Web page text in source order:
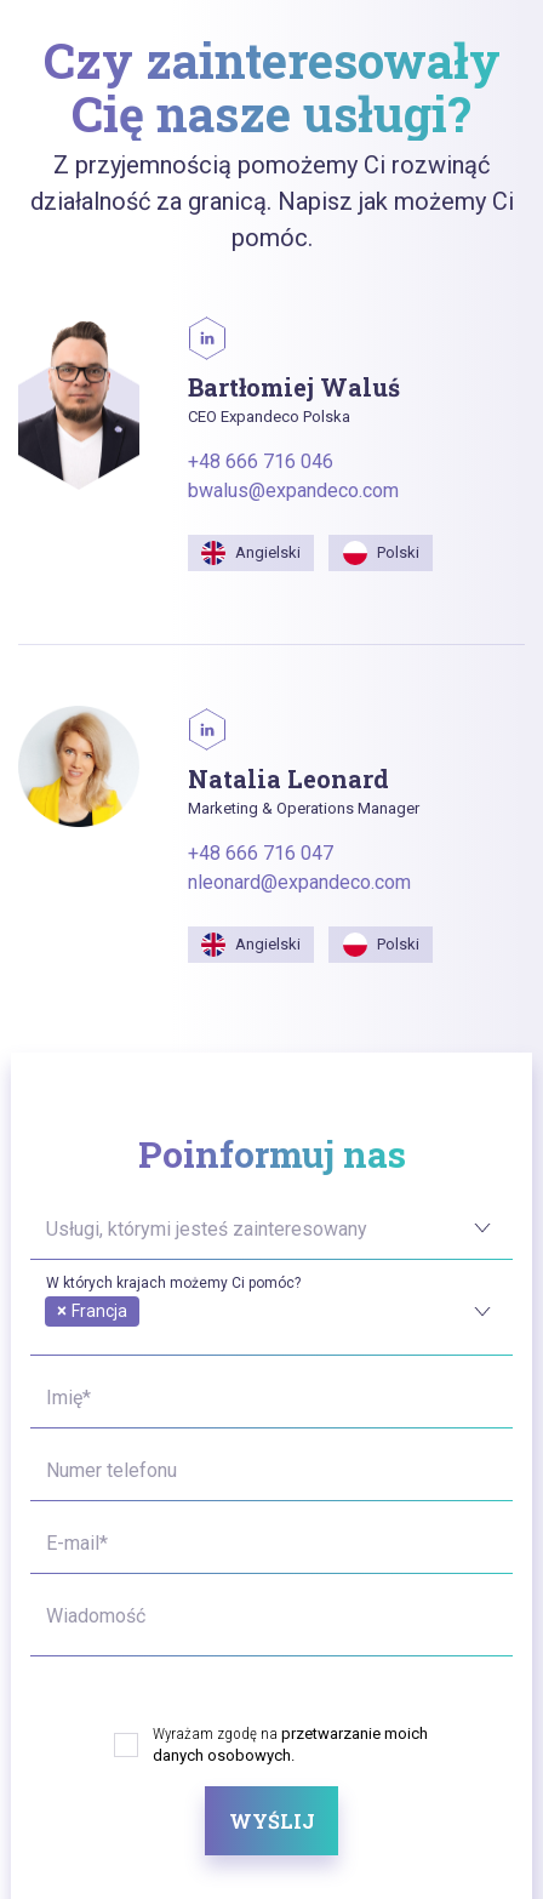
Czy zainteresowały
Cię nasze usługi?
Z przyjemnością pomożemy Ci rozwinąć
działalność za granicą. Napisz jak możemy Ci
pomóc.
Bartłomiej Waluś
CEO Expandeco Polska
+48 666 716 046
bwalus@expandeco.com
Angielski Polski
Natalia Leonard
Marketing & Operations Manager
+48 666 716 047
nleonard@expandeco.com
Angielski Polski
Poinformuj nas
Usługi, którymi jesteś zainteresowany
W których krajach możemy Ci pomóc?
× Francja
Imię*
Numer telefonu
E-mail*
Wiadomość
Wyrażam zgodę na przetwarzanie moich
danych osobowych.
WYŚLIJ